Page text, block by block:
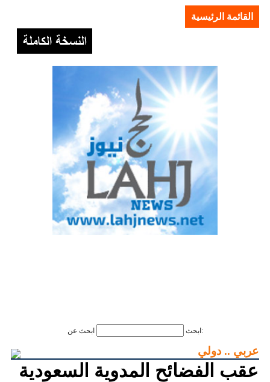
القائمة الرئيسية
ابحث ابحث عن:
عربي .. دولي
عقب الفضائح المدوية السعودية